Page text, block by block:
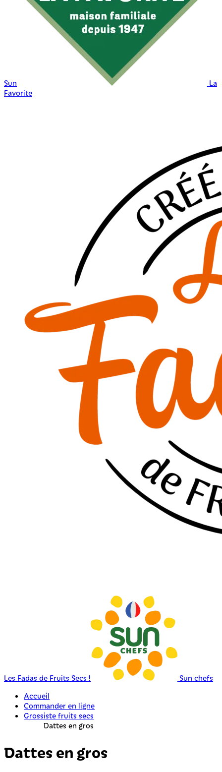
Sun
La
Favorite
Les Fadas de Fruits Secs !
Sun chefs
Accueil
Commander en ligne
Grossiste fruits secs
Dattes en gros
Dattes en gros